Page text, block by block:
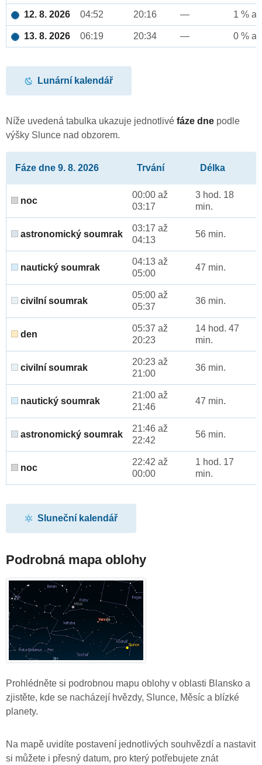
12. 8. 2026 04:52 20:16 — 1 %
13. 8. 2026 06:19 20:34 — 0 %
Lunární kalendář
Níže uvedená tabulka ukazuje jednotlivé fáze dne podle
výšky Slunce nad obzorem.
Fáze dne 9. 8. 2026 Trvání Délka
noc
00:00 až
03:17
3 hod. 18
min.
astronomický soumrak
03:17 až
04:13
56 min.
nautický soumrak
04:13 až
05:00
47 min.
civilní soumrak
05:00 až
05:37
36 min.
den
05:37 až
20:23
14 hod. 47
min.
civilní soumrak
20:23 až
21:00
36 min.
nautický soumrak
21:00 až
21:46
47 min.
astronomický soumrak
21:46 až
22:42
56 min.
noc
22:42 až
00:00
1 hod. 17
min.
Sluneční kalendář
Podrobná mapa oblohy
Prohlédněte si podrobnou mapu oblohy v oblasti Blansko a
zjistěte, kde se nacházejí hvězdy, Slunce, Měsíc a blízké
planety.
Na mapě uvidíte postavení jednotlivých souhvězdí a nastavit
si můžete i přesný datum, pro který potřebujete znát